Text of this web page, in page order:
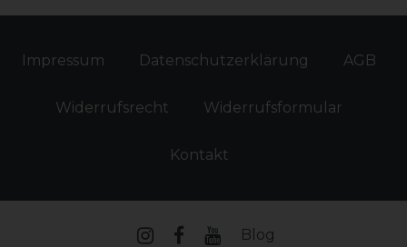
Impressum Daten­schutz­erklärung AGB
Widerrufs­recht Widerrufs­formular
Kontakt
Blog